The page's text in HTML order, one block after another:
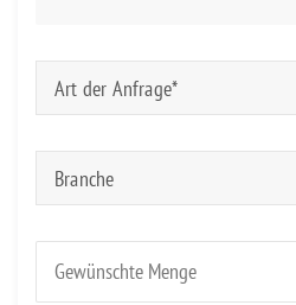
Art der Anfrage*
Branche